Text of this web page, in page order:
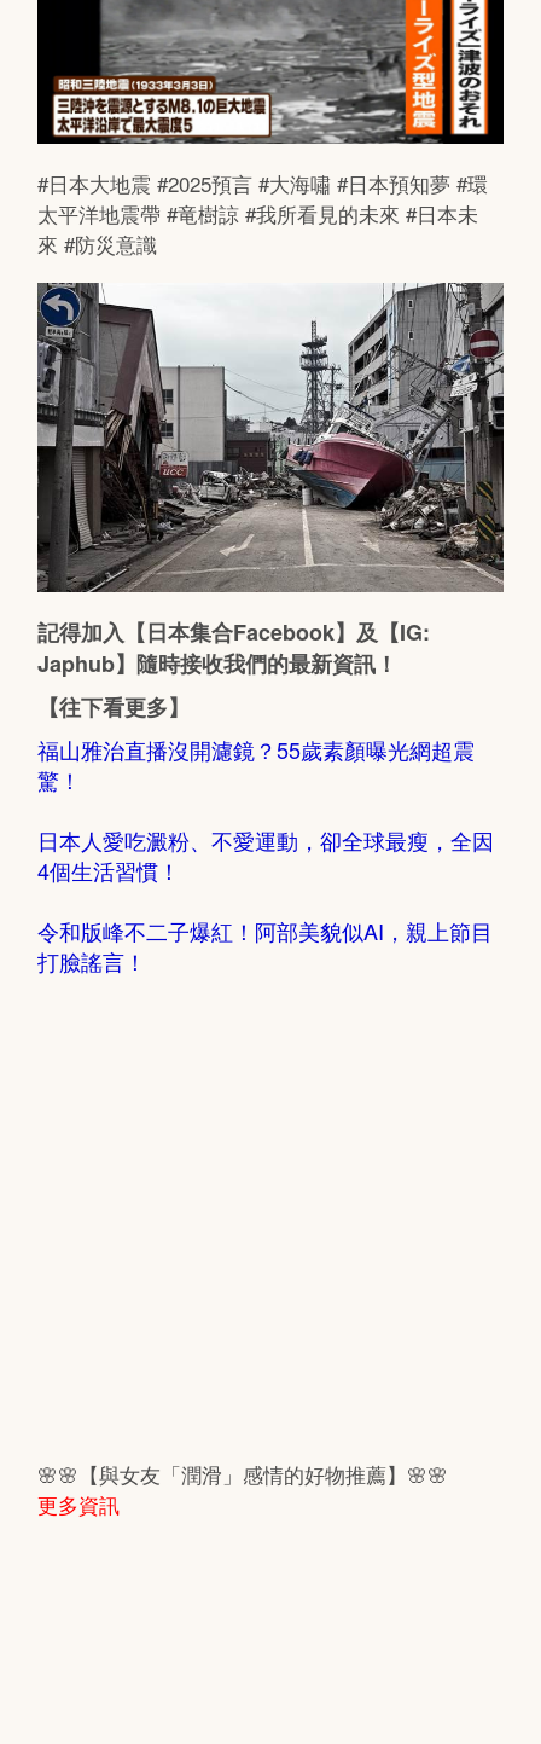
#日本大地震 #2025預言 #大海嘯 #日本預知夢 #環
太平洋地震帶 #竜樹諒 #我所看見的未來 #日本未
來 #防災意識
記得加入【日本集合Facebook】及【IG:
Japhub】隨時接收我們的最新資訊！
【往下看更多】
福山雅治直播沒開濾鏡？55歲素顏曝光網超震
驚！
日本人愛吃澱粉、不愛運動，卻全球最瘦，全因
4個生活習慣！
令和版峰不二子爆紅！阿部美貌似AI，親上節目
打臉謠言！
🌸🌸【與女友「潤滑」感情的好物推薦】🌸🌸
更多資訊